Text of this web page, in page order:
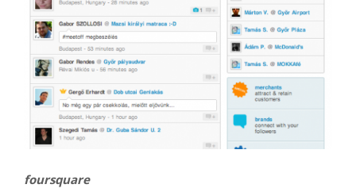
foursquare